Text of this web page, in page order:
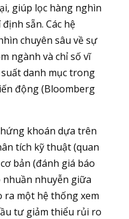
giúp lọc hàng nghìn
sẵn. Các hệ
chuyên sâu về sự
ngành và chỉ số vĩ
danh mục trong
động (Bloomberg
khoán dựa trên
tích kỹ thuật (quan
bản (đánh giá báo
nhuần nhuyễn giữa
ra một hệ thống xem
tư giảm thiểu rủi ro